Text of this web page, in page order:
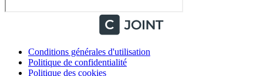
Conditions générales d'utilisation
Politique de confidentialité
Politique des cookies